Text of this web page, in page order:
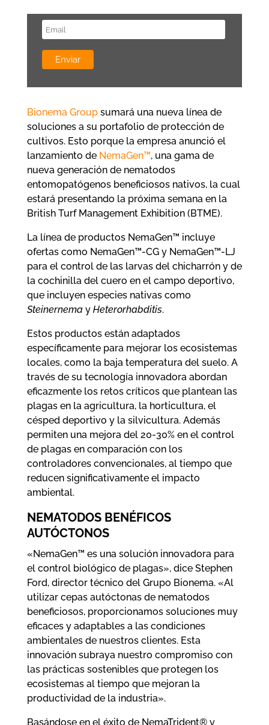
Bionema Groupsumará una nueva línea de
soluciones a su portafolio de protección de
cultivos. Esto porque la empresa anunció el
lanzamiento de NemaGen™, una gama de
nueva generación de nematodos
entomopatógenos beneficiosos nativos, la cual
estará presentando la próxima semana en la
British Turf Management Exhibition (BTME).
La línea de productos NemaGen™ incluye
ofertas como NemaGen™-CG y NemaGen™-LJ
para el control de las larvas del chicharrón y de
la cochinilla del cuero en el campo deportivo,
que incluyen especies nativas como
Steinernemay Heterorhabditis.
Estos productos están adaptados
específicamente para mejorar los ecosistemas
locales, como la baja temperatura del suelo. A
través de su tecnología innovadora abordan
eficazmente los retos críticos que plantean las
plagas en la agricultura, la horticultura, el
césped deportivo y la silvicultura. Además
permiten una mejora del 20-30% en el control
de plagas en comparación con los
controladores convencionales, al tiempo que
reducen significativamente el impacto
ambiental.
NEMATODOS BENÉFICOS
AUTÓCTONOS
«NemaGen™ es una solución innovadora para
el control biológico de plagas», dice Stephen
Ford, director técnico del Grupo Bionema. «Al
utilizar cepas autóctonas de nematodos
beneficiosos, proporcionamos soluciones muy
eficaces y adaptables a las condiciones
ambientales de nuestros clientes. Esta
innovación subraya nuestro compromiso con
las prácticas sostenibles que protegen los
ecosistemas al tiempo que mejoran la
productividad de la industria».
Basándose en el éxito de NemaTrident® y